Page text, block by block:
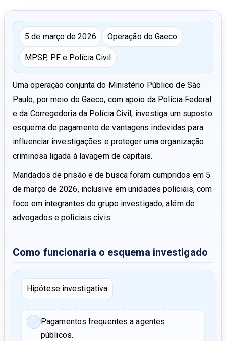
5 de março de 2026 Operação do Gaeco
MPSP, PF e Polícia Civil
Uma operação conjunta do Ministério Público de São
Paulo, por meio do Gaeco, com apoio da Polícia Federal
e da Corregedoria da Polícia Civil, investiga um suposto
esquema de pagamento de vantagens indevidas para
influenciar investigações e proteger uma organização
criminosa ligada à lavagem de capitais.
Mandados de prisão e de busca foram cumpridos em 5
de março de 2026, inclusive em unidades policiais, com
foco em integrantes do grupo investigado, além de
advogados e policiais civis.
Como funcionaria o esquema investigado
Hipótese investigativa
Pagamentos frequentes a agentes
públicos.